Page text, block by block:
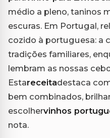
médio a pleno, taninos
escuras. Em Portugal,
cozido à portuguesa: a
tradições familiares,
lembram as nossas
Estareceitadestaca
bem combinados,
escolhervinhos
nota.